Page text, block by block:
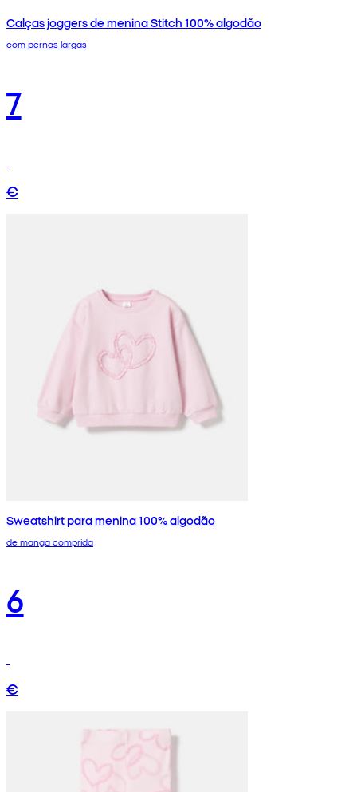
Calças joggers de menina Stitch 100% algodão
com pernas largas
7
€
Sweatshirt para menina 100% algodão
de manga comprida
6
€